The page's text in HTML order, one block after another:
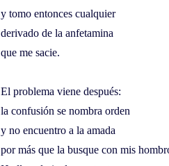
y tomo entonces cualquier
derivado de la anfetamina
que me sacie.
El problema viene después:
la confusión se nombra orden
y no encuentro a la amada
por más que la busque con mis